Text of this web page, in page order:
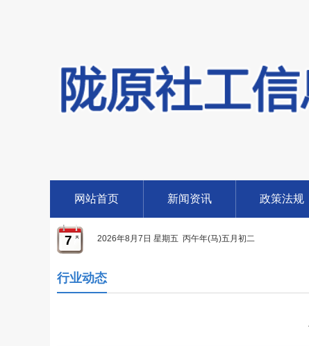
网站首页 新闻资讯 政策法规
7 2026年8月7日 星期五 丙午年(马)五月初二
行业动态